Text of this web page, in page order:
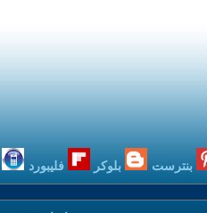
بنترست بلوكر فليبورد